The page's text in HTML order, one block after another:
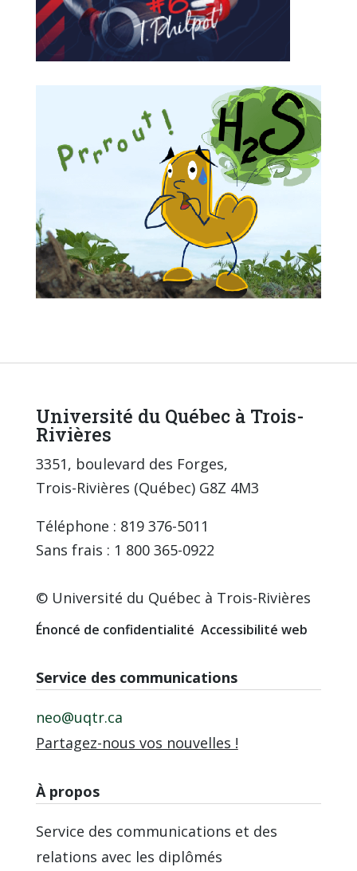
Université du Québec à Trois-
Rivières
3351, boulevard des Forges,
Trois-Rivières (Québec) G8Z 4M3
Téléphone : 819 376-5011
Sans frais : 1 800 365-0922
© Université du Québec à Trois-Rivières
Énoncé de confidentialité Accessibilité web
Service des communications
neo@uqtr.ca
Partagez-nous vos nouvelles !
À propos
Service des communications et des
relations avec les diplômés